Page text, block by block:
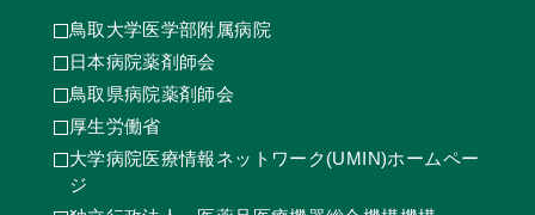
鳥取大学医学部附属病院
日本病院薬剤師会
鳥取県病院薬剤師会
厚生労働省
大学病院医療情報ネットワーク(UMIN)ホームペー
ジ